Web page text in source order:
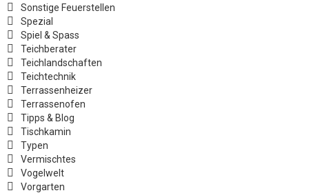
Sonstige Feuerstellen
Spezial
Spiel & Spass
Teichberater
Teichlandschaften
Teichtechnik
Terrassenheizer
Terrassenofen
Tipps & Blog
Tischkamin
Typen
Vermischtes
Vogelwelt
Vorgarten